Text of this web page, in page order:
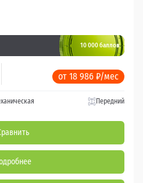
10 000 баллов
от 18 986 ₽/мес
Передний